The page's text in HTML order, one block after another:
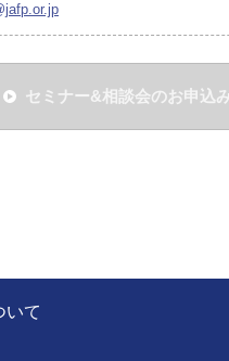
セミナー&相談会のお申込
いて